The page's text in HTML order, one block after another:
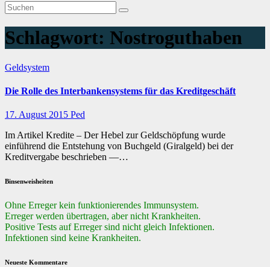
Schlagwort: Nostroguthaben
Geldsystem
Die Rolle des Interbankensystems für das Kreditgeschäft
17. August 2015 Ped
Im Artikel Kredite – Der Hebel zur Geldschöpfung wurde
einführend die Entstehung von Buchgeld (Giralgeld) bei der
Kreditvergabe beschrieben —…
Binsenweisheiten
Ohne Erreger kein funktionierendes Immunsystem.
Erreger werden übertragen, aber nicht Krankheiten.
Positive Tests auf Erreger sind nicht gleich Infektionen.
Infektionen sind keine Krankheiten.
Neueste Kommentare